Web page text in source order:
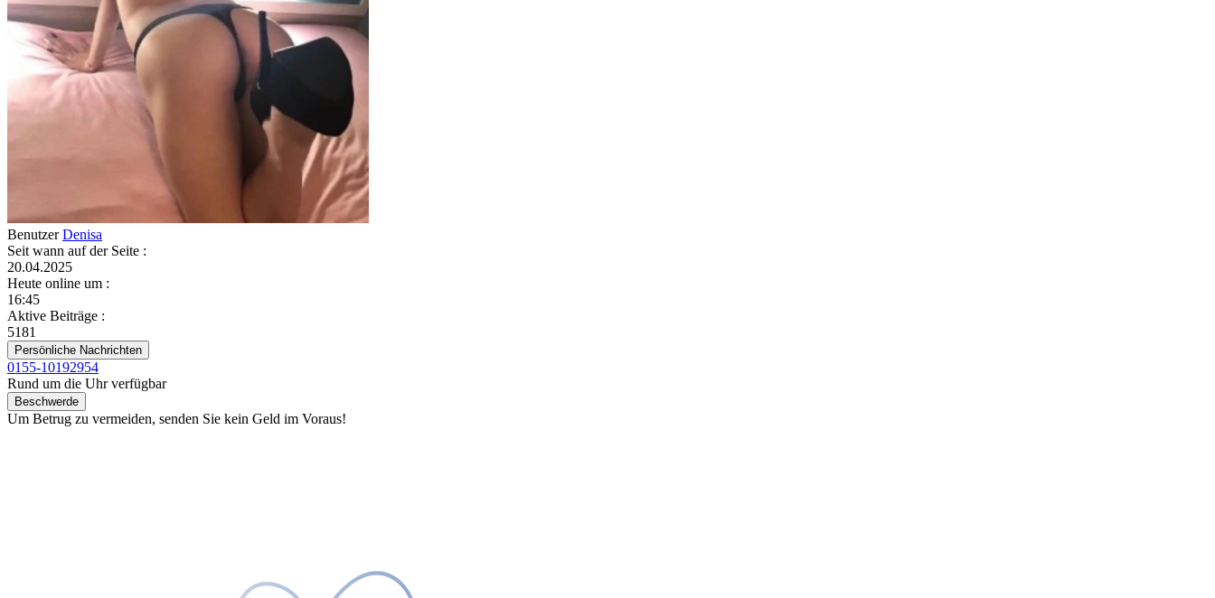
BenutzerDenisa
Seit wann auf der Seite :
20.04.2025
Heute online um :
16:45
Aktive Beiträge :
5181
Persönliche Nachrichten
0155-10192954
Rund um die Uhr verfügbar
Beschwerde
Um Betrug zu vermeiden, senden Sie kein Geld im Voraus!